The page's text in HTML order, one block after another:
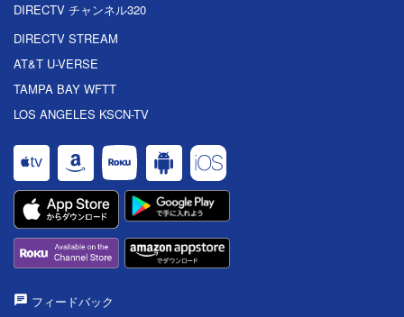
DIRECTV チャンネル320
DIRECTV STREAM
AT&T U-VERSE
TAMPA BAY WFTT
LOS ANGELES KSCN-TV
フィードバック